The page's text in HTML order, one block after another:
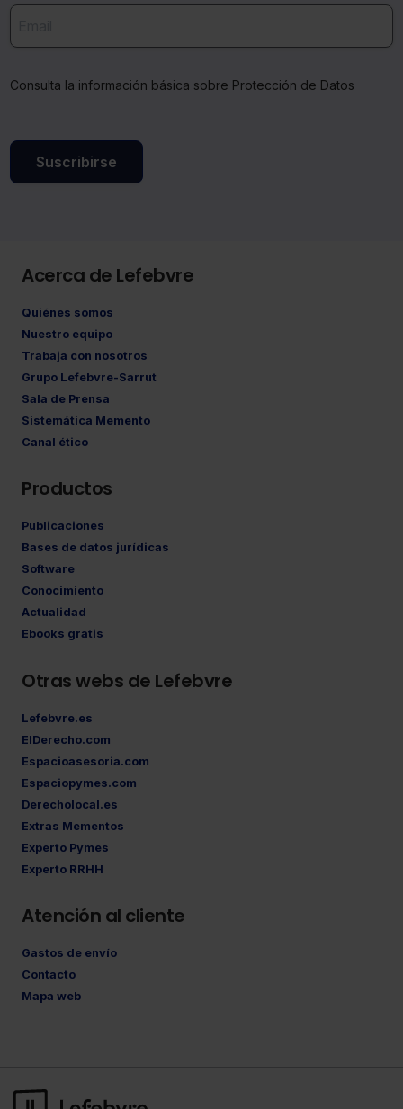
Consulta la información básica sobre Protección de Datos
Suscribirse
Acerca de Lefebvre
Quiénes somos
Nuestro equipo
Trabaja con nosotros
Grupo Lefebvre-Sarrut
Sala de Prensa
Sistemática Memento
Canal ético
Productos
Publicaciones
Bases de datos jurídicas
Software
Conocimiento
Actualidad
Ebooks gratis
Otras webs de Lefebvre
Lefebvre.es
ElDerecho.com
Espacioasesoria.com
Espaciopymes.com
Derecholocal.es
Extras Mementos
Experto Pymes
Experto RRHH
Atención al cliente
Gastos de envío
Contacto
Mapa web